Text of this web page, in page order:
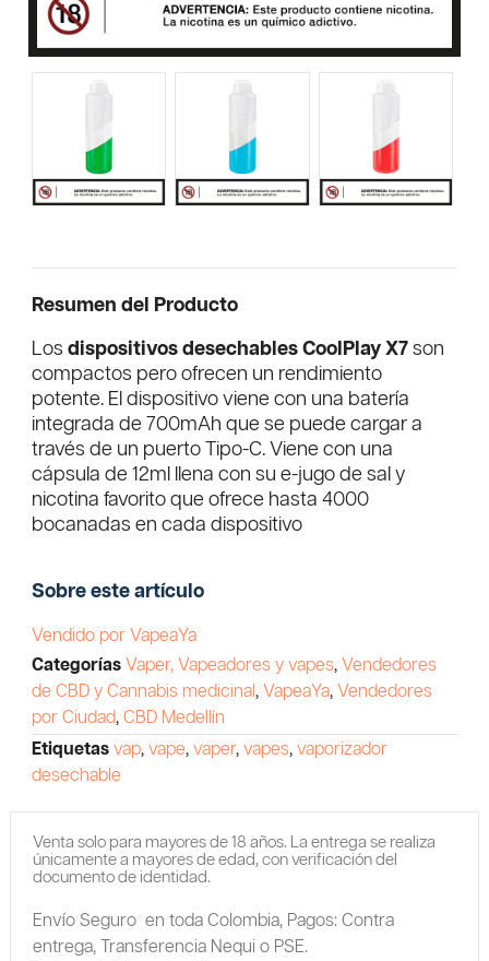
Resumen del Producto
Los dispositivos desechables CoolPlay X7son
compactos pero ofrecen un rendimiento
potente. El dispositivo viene con una batería
integrada de 700mAh que se puede cargar a
través de un puerto Tipo-C. Viene con una
cápsula de 12ml llena con su e-jugo de sal y
nicotina favorito que ofrece hasta 4000
bocanadas en cada dispositivo
Sobre este artículo
Vendido por VapeaYa
Categorías Vaper, Vapeadores y vapes, Vendedores
de CBD y Cannabis medicinal, VapeaYa, Vendedores
por Ciudad, CBD Medellín
Etiquetas vap, vape, vaper, vapes, vaporizador
desechable
Venta solo para mayores de 18 años. La entrega se realiza
únicamente a mayores de edad, con verificación del
documento de identidad.
Envío Seguro en toda Colombia, Pagos: Contra
entrega,
Transferencia Nequi o PSE.